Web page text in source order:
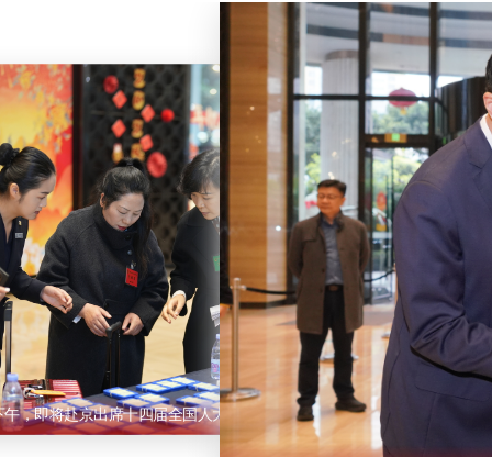
四次会议开幕会在北京人民大会堂举行。
午，即将赴京出席十四届全国人大四次会议的在渝全国人大代表集中报到